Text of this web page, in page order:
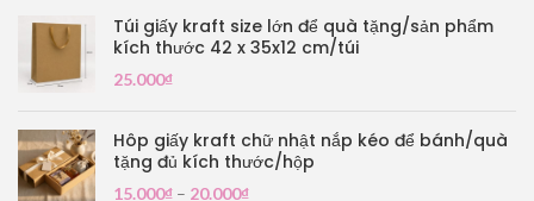
Túi giấy kraft size lớn để quà tặng/sản phẩm
kích thước 42 x 35x12 cm/túi
25.000₫
Hôp giấy kraft chữ nhật nắp kéo để bánh/quà
tặng đủ kích thước/hộp
15.000₫ – 20.000₫